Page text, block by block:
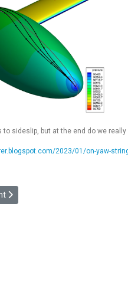
sideslip, but at the end do we
2023/01/on-yaw-
Bilan du BEA pour les planeurs
suivant : [CHAMPS] Repérage